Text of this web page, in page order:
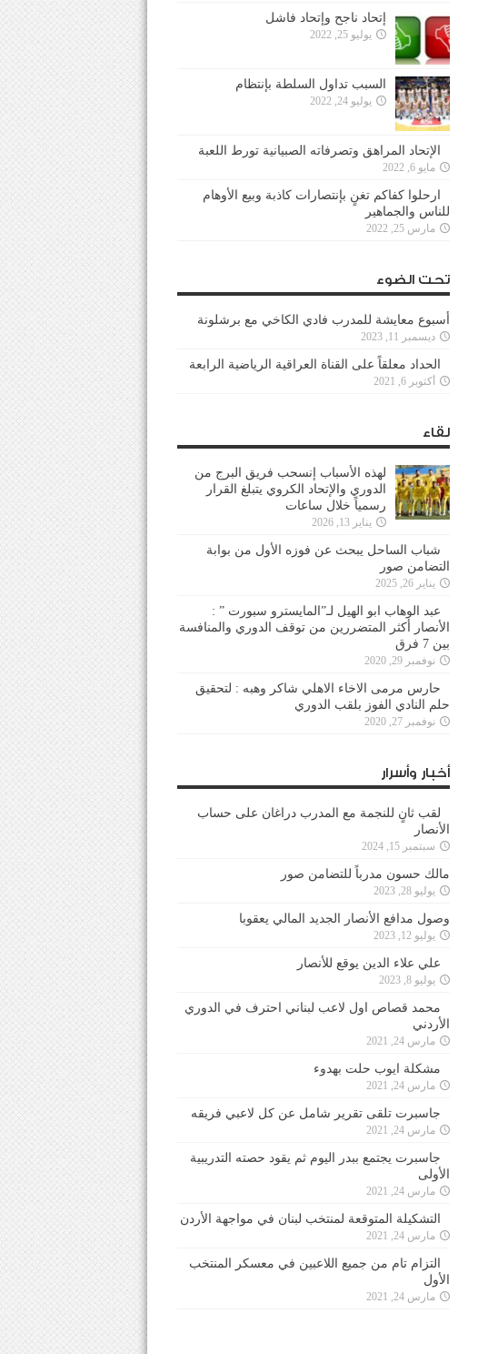
إتحاد ناجح وإتحاد فاشل
يوليو 25, 2022
السبب تداول السلطة بإنتظام
يوليو 24, 2022
الإتحاد المراهق وتصرفاته الصبيانية تورط اللعبة
مايو 6, 2022
ارحلوا كفاكم تغنٍ بإنتصارات كاذبة وبيع الأوهام
للناس والجماهير
مارس 25, 2022
تحت الضوء
أسبوع معايشة للمدرب فادي الكاخي مع برشلونة
ديسمبر 11, 2023
الحداد معلقاً على القناة العراقية الرياضية الرابعة
أكتوبر 6, 2021
لقاء
لهذه الأسباب إنسحب فريق البرج من
الدوري والإتحاد الكروي يتبلغ القرار
رسمياً خلال ساعات
يناير 13, 2026
شباب الساحل يبحث عن فوزه الأول من بوابة
التضامن صور
يناير 26, 2025
عبد الوهاب ابو الهيل لـ”المايسترو سبورت ” :
الأنصار أكثر المتضررين من توقف الدوري والمنافسة
بين 7 فرق
نوفمبر 29, 2020
حارس مرمى الاخاء الاهلي شاكر وهبه : لتحقيق
حلم النادي الفوز بلقب الدوري
نوفمبر 27, 2020
أخبار وأسرار
لقب ثانٍ للنجمة مع المدرب دراغان على حساب
الأنصار
سبتمبر 15, 2024
مالك حسون مدرباً للتضامن صور
يوليو 28, 2023
وصول مدافع الأنصار الجديد المالي يعقوبا
يوليو 12, 2023
علي علاء الدين يوقع للأنصار
يوليو 8, 2023
محمد قصاص اول لاعب لبناني احترف في الدوري
الأردني
مارس 24, 2021
مشكلة ايوب حلت بهدوء
مارس 24, 2021
جاسبرت تلقى تقرير شامل عن كل لاعبي فريقه
مارس 24, 2021
جاسبرت يجتمع ببدر اليوم ثم يقود حصته التدريبية
الأولى
مارس 24, 2021
التشكيلة المتوقعة لمنتخب لبنان في مواجهة الأردن
مارس 24, 2021
التزام تام من جميع اللاعبين في معسكر المنتخب
الأول
مارس 24, 2021